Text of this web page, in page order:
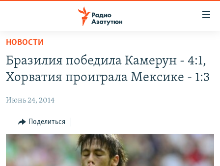
Перейти
основному
содержанию
Перейти
навигации
Перейти
поиску
НОВОСТИ
ПОЛИТИКА
ОБЩЕСТВО
ЭКОНОМИКА
РЕГИОН
НАГОРНЫЙ КАРАБАХ
НОВОСТИ
Бразилия победила Камерун - 4:1,
Хорватия проиграла Мексике - 1:3
Июнь 24, 2014
Поделиться